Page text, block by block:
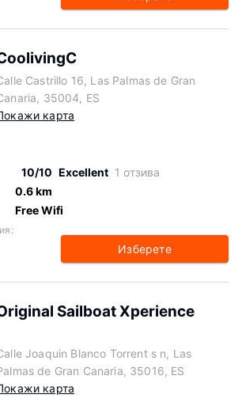
Castrillo 16, Las Palmas de Gran
35004, ES
карта
10/10 Excellent 1 отзива
0.6 km
Free Wifi
Изберете
Sailboat Xperience
Joaquin Blanco Torrent s n, Las
de Gran Canaria, 35016, ES
карта